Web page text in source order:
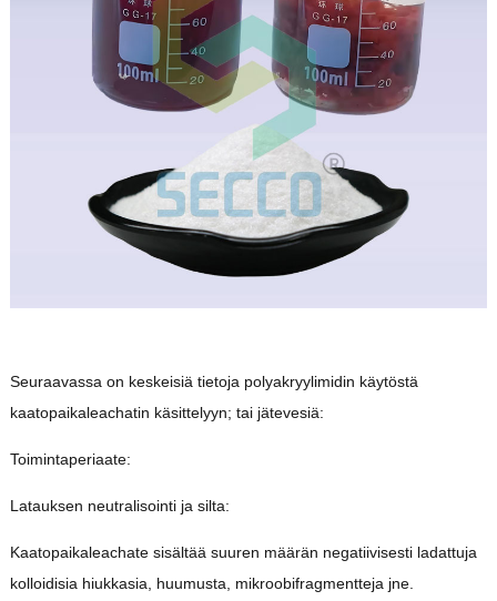
Seuraavassa on keskeisiä tietoja polyakryylimidin käytöstä
kaatopaikaleachatin käsittelyyn; tai jätevesiä:
Toimintaperiaate:
Latauksen neutralisointi ja silta:
Kaatopaikaleachate sisältää suuren määrän negatiivisesti ladattuja
kolloidisia hiukkasia, huumusta, mikroobifragmentteja jne.